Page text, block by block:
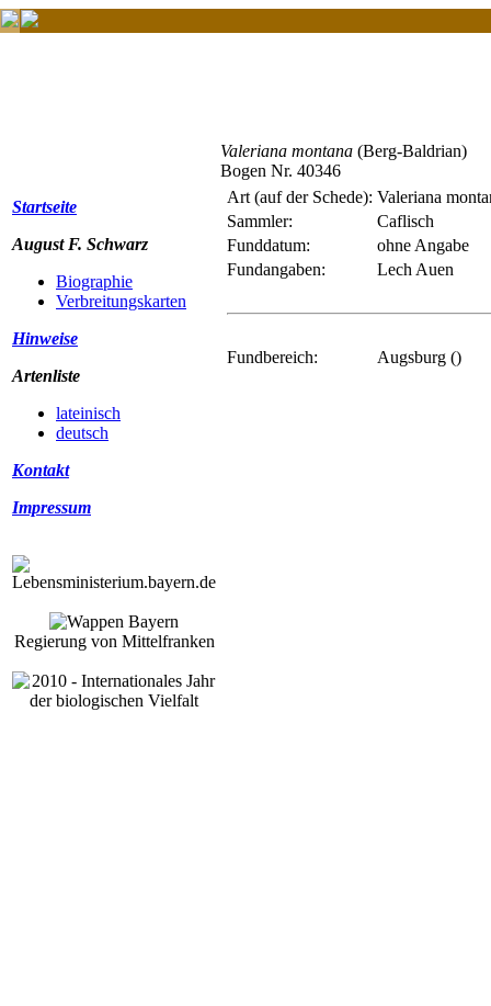
Startseite
August F. Schwarz
Biographie
Verbreitungskarten
Hinweise
Artenliste
lateinisch
deutsch
Kontakt
Impressum
Regierung von Mittelfranken
Valeriana montana (Berg-Baldrian)
Bogen Nr. 40346
Art (auf der Schede): Valeriana
Sammler:
Caflisch
Funddatum:
ohne Angabe
Fundangaben:
Lech Auen
Fundbereich: Augsburg ()